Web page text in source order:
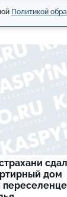
Политикой
дом